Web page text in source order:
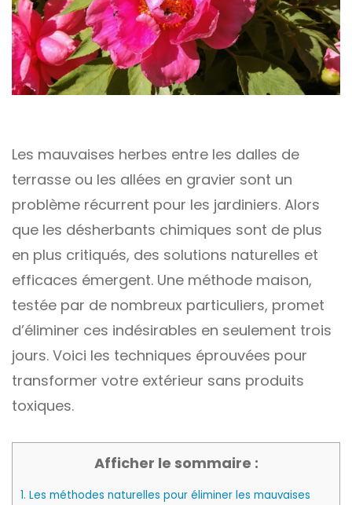
Les mauvaises herbes entre les dalles de
terrasse ou les allées en gravier sont un
problème récurrent pour les jardiniers. Alors
que les désherbants chimiques sont de plus
en plus critiqués, des solutions naturelles et
efficaces émergent. Une méthode maison,
testée par de nombreux particuliers, promet
d’éliminer ces indésirables en seulement trois
jours. Voici les techniques éprouvées pour
transformer votre extérieur sans produits
toxiques.
Afficher le sommaire :
1. Les méthodes naturelles pour éliminer les mauvaises